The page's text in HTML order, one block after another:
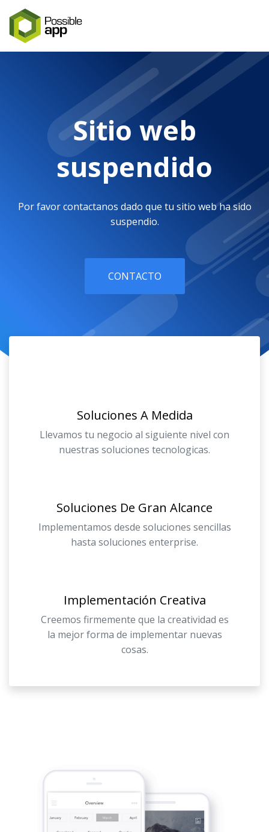
Sitio web
suspendido
Por favor contactanos dado que tu sitio web ha sido
suspendio.
CONTACTO
Soluciones A Medida
Llevamos tu negocio al siguiente nivel con
nuestras soluciones tecnologicas.
Soluciones De Gran Alcance
Implementamos desde soluciones sencillas
hasta soluciones enterprise.
Implementación Creativa
Creemos firmemente que la creatividad es
la mejor forma de implementar nuevas
cosas.